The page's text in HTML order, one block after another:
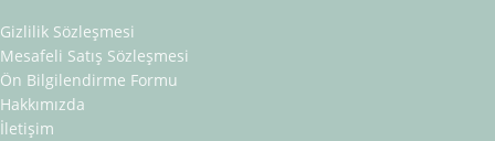
Gizlilik Sözleşmesi
Mesafeli Satış Sözleşmesi
Ön Bilgilendirme Formu
Hakkımızda
İletişim